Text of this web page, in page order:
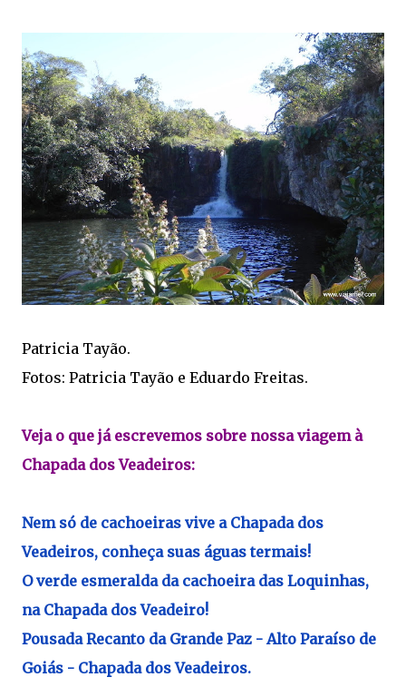
Patricia Tayão.
Fotos: Patricia Tayão e Eduardo Freitas.
Veja o que já escrevemos sobre nossa viagem à
Chapada dos Veadeiros:
Nem só de cachoeiras vive a Chapada dos
Veadeiros, conheça suas águas termais!
O verde esmeralda da cachoeira das Loquinhas,
na Chapada dos Veadeiro!
Pousada Recanto da Grande Paz - Alto Paraíso de
Goiás - Chapada dos Veadeiros.